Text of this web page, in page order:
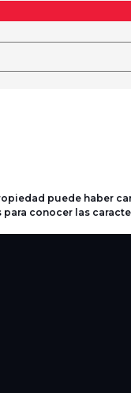
puede haber
conocer las